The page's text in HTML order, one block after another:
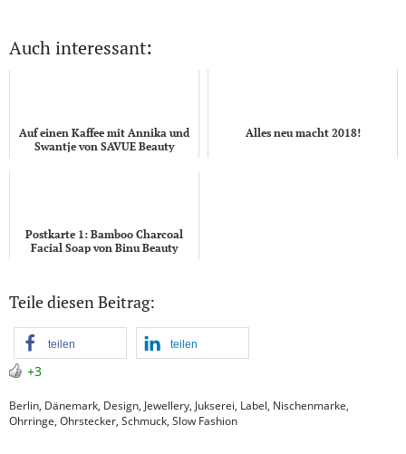
Auch interessant:
Auf einen Kaffee mit Annika und
Swantje von SAVUE Beauty
Alles neu macht 2018!
Postkarte 1: Bamboo Charcoal
Facial Soap von Binu Beauty
Teile diesen Beitrag:
teilen teilen
+3
Berlin, Dänemark, Design, Jewellery, Jukserei, Label, Nischenmarke,
Ohrringe, Ohrstecker, Schmuck, Slow Fashion